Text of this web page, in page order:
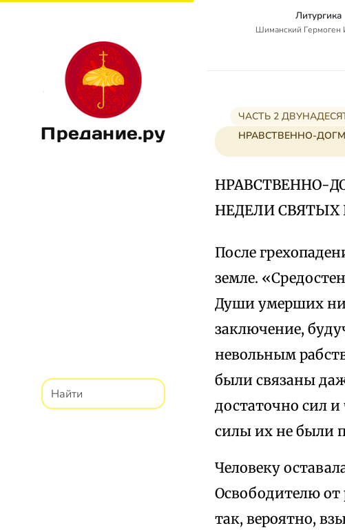
Предание.ру
Литургика
Шиманский Гермоген
ЧАСТЬ 2
НРАВСТВЕННО-
НРАВСТВЕННО-
НЕДЕЛИ СВЯТЫХ
После
земле.
Души умерших
заключение,
невольным
были связаны
достаточно сил
силы их не были
Человеку
Освободителю от
так, вероятно,